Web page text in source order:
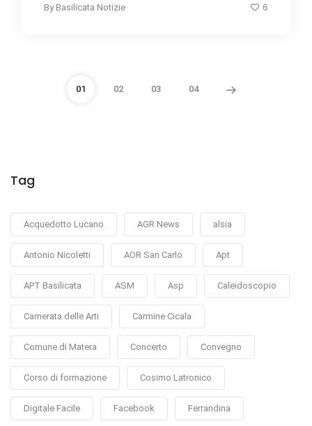
By Basilicata Notizie 6
01 02 03 04
Tag
Acquedotto Lucano AGR News alsia
Antonio Nicoletti AOR San Carlo Apt
APT Basilicata ASM Asp Caleidoscopio
Camerata delle Arti Carmine Cicala
Comune di Matera Concerto Convegno
Corso di formazione Cosimo Latronico
Digitale Facile Facebook Ferrandina